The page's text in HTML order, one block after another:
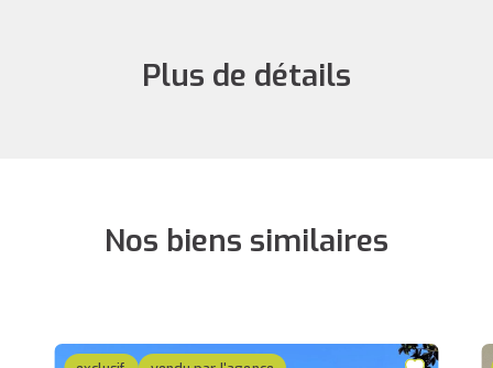
Plus de détails
Nos biens similaires